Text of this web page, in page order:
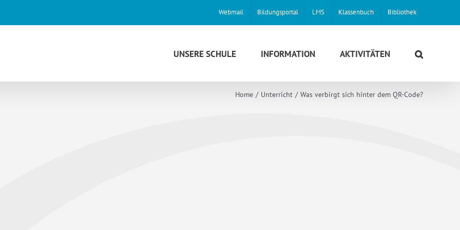
Webmail Bildungsportal LMS Klassenbuch Bibliothek
UNSERE SCHULE INFORMATION AKTIVITÄTEN
Home Unterricht Was verbirgt sich hinter dem QR-Code?